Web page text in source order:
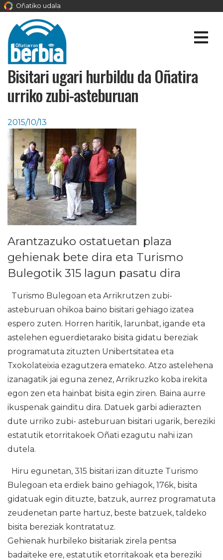
Oñatiko udala
Bisitari ugari hurbildu da Oñatira
urriko zubi-asteburuan
2015/10/13
Arantzazuko ostatuetan plaza
gehienak bete dira eta Turismo
Bulegotik 315 lagun pasatu dira
Turismo Bulegoan eta Arrikrutzen zubi-
asteburuan ohikoa baino bisitari gehiago izatea
espero zuten. Horren haritik, larunbat, igande eta
astelehen eguerdietarako bisita gidatu bereziak
programatuta zituzten Unibertsitatea eta
Txokolateixia ezagutzera emateko. Atzo astelehena
izanagatik jai eguna zenez, Arrikruzko koba irekita
egon zen eta hainbat bisita egin ziren. Baina aurre
ikuspenak gainditu dira. Datuek garbi adierazten
dute urriko zubi- asteburuan bisitari ugarik, bereziki
estatutik etorritakoek Oñati ezagutu nahi izan
dutela.
Hiru egunetan, 315 bisitari izan dituzte Turismo
Bulegoan eta erdiek baino gehiagok, 176k, bisita
gidatuak egin dituzte, batzuk, aurrez programatuta
zeudenetan parte hartuz, beste batzuek, taldeko
bisita bereziak kontratatuz.
Gehienak hurbileko bisitariak zirela pentsa
badaiteke ere, estatutik etorritakoak eta bereziki